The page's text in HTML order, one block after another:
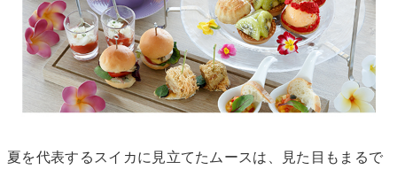
夏を代表するスイカに見立てたムースは、見た目もまるで